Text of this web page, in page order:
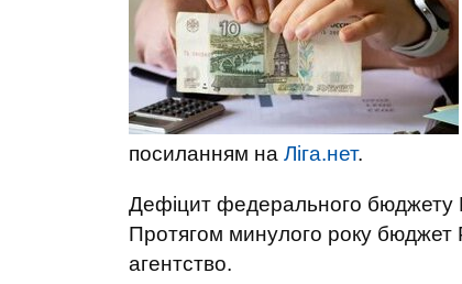
посиланням на Ліга.нет.
Дефіцит федерального бюджету
Протягом минулого року бюджет
агентство.